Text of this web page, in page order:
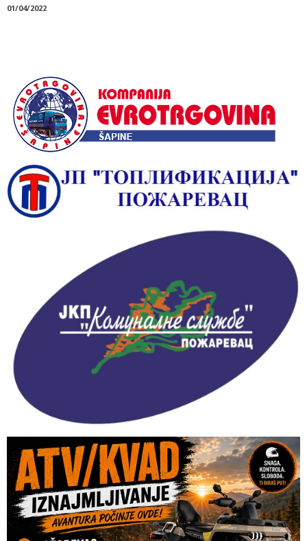
01/04/2022